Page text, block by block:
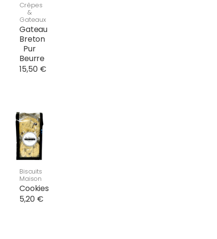
Crêpes
&
Gateaux
Gateau
Breton
Pur
Beurre
15,50 €
Biscuits
Maison
Cookies
5,20 €